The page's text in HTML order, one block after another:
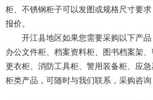
柜、不锈钢柜子可以发图或规格尺寸要
报价。
开江县地区如果您需要采购以下产品
办公文件柜、档案资料柜、图书档案架
更衣柜、消防工具柜、警用装备柜、应
柜类产品，可随时与我们联系，采购咨询